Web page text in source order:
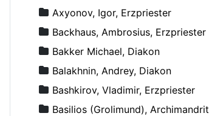
Axyonov, Igor, Erzpriester
Backhaus, Ambrosius, Erzpriester
Bakker Michael, Diakon
Balakhnin, Andrey, Diakon
Bashkirov, Vladimir, Erzpriester
Basilios (Grolimund), Archimandrit